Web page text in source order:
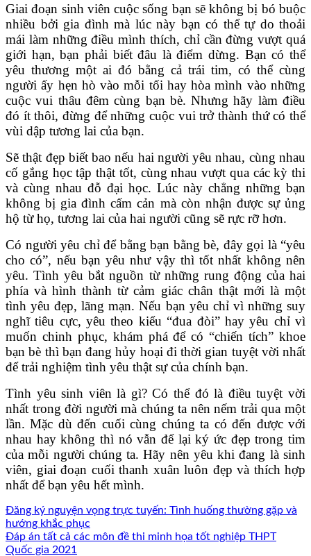
Giai đoạn sinh viên cuộc sống bạn sẽ không bị bó buộc
nhiều bởi gia đình mà lúc này bạn có thể tự do thoải
mái làm những điều mình thích, chỉ cần đừng vượt quá
giới hạn, bạn phải biết đâu là điểm dừng. Bạn có thể
yêu thương một ai đó bằng cả trái tim, có thể cùng
người ấy hẹn hò vào mỗi tối hay hòa mình vào những
cuộc vui thâu đêm cùng bạn bè. Nhưng hãy làm điều
đó ít thôi, đừng để những cuộc vui trở thành thứ có thể
vùi dập tương lai của bạn.
Sẽ thật đẹp biết bao nếu hai người yêu nhau, cùng nhau
cố gắng học tập thật tốt, cùng nhau vượt qua các kỳ thi
và cùng nhau đỗ đại học. Lúc này chẳng những bạn
không bị gia đình cấm cản mà còn nhận được sự ủng
hộ từ họ, tương lai của hai người cũng sẽ rực rỡ hơn.
Có người yêu chỉ để bằng bạn bằng bè, đây gọi là “yêu
cho có”, nếu bạn yêu như vậy thì tốt nhất không nên
yêu. Tình yêu bắt nguồn từ những rung động của hai
phía và hình thành từ cảm giác chân thật mới là một
tình yêu đẹp, lãng mạn. Nếu bạn yêu chỉ vì những suy
nghĩ tiêu cực, yêu theo kiểu “đua đòi” hay yêu chỉ vì
muốn chinh phục, khám phá để có “chiến tích” khoe
bạn bè thì bạn đang hủy hoại đi thời gian tuyệt vời nhất
để trải nghiệm tình yêu thật sự của chính bạn.
Tình yêu sinh viên là gì? Có thể đó là điều tuyệt vời
nhất trong đời người mà chúng ta nên nếm trải qua một
lần. Mặc dù đến cuối cùng chúng ta có đến được với
nhau hay không thì nó vẫn để lại ký ức đẹp trong tim
của mỗi người chúng ta. Hãy nên yêu khi đang là sinh
viên, giai đoạn cuối thanh xuân luôn đẹp và thích hợp
nhất để bạn yêu hết mình.
Đăng ký nguyện vọng trực tuyến: Tình huống thường gặp và
hướng khắc phục
Đáp án tất cả các môn đề thi minh họa tốt nghiệp THPT
Quốc gia 2021